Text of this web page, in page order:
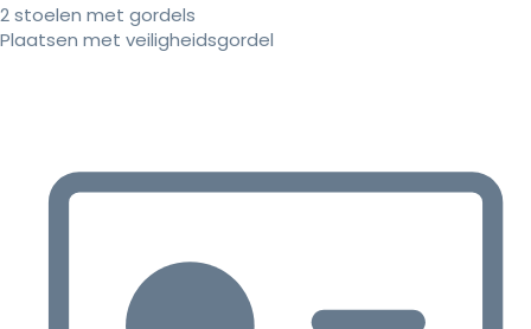
2 stoelen met gordels
Plaatsen met veiligheidsgordel